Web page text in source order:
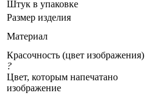
Штук в упаковке
Размер изделия
Материал
Красочность (цвет изображения)
?
Цвет, которым напечатано
изображение